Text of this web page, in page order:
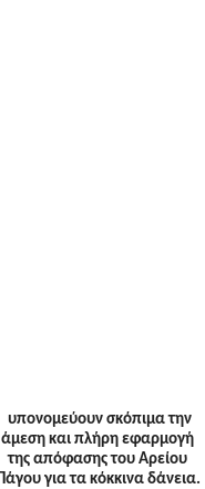
υπονομεύουν σκόπιμα την
άμεση και πλήρη εφαρμογή
της απόφασης του Αρείου
Πάγου για τα κόκκινα δάνεια.